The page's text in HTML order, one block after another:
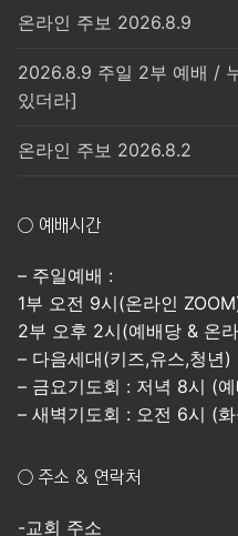
온라인 주보 2026.8.9
2026.8.9 주일 2부 예배 /
있더라]
온라인 주보 2026.8.2
○ 예배시간
– 주일예배 :
1부 오전 9시(온라인
2부 오후 2시(예배당 & 온
– 다음세대(키즈,유스,청년
– 금요기도회 : 저녁 8시 (
– 새벽기도회 : 오전 6시 (
○ 주소 & 연락처
-교회 주소